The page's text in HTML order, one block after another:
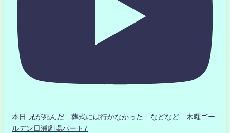
本日 兄が死んだ 葬式には行かなかった などなど 木曜ゴー
ルデン日浦劇場パート7